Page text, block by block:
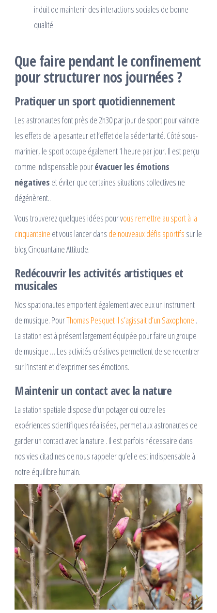
induit de maintenir des interactions sociales de bonne
qualité.
Que faire pendant le confinement
pour structurer nos journées ?
Pratiquer un sport quotidiennement
Les astronautes font près de 2h30 par jour de sport pour vaincre
les effets de la pesanteur et l’effet de la sédentarité. Côté sous-
marinier, le sport occupe également 1 heure par jour. Il est perçu
comme indispensable pourévacuer les émotions
négatives et éviter que certaines situations collectives ne
dégénèrent..
Vous trouverez quelques idées pour vous remettre au sport à la
cinquantaine et vous lancer dans de nouveaux défis sportifs sur le
blog Cinquantaine Attitude.
Redécouvrir les activités artistiques et
musicales
Nos spationautes emportent également avec eux un instrument
de musique. PourThomas Pesquet il s’agissait d’un Saxophone .
La station est à présent largement équipée pour faire un groupe
de musique … Les activités créatives permettent de se recentrer
sur l’instant et d’exprimer ses émotions.
Maintenir un contact avec la nature
La station spatiale dispose d’un potager qui outre les
expériences scientifiques réalisées, permet aux astronautes de
garder un contact avec la nature . Il est parfois nécessaire dans
nos vies citadines de nous rappeler qu’elle est indispensable à
notre équilibre humain.